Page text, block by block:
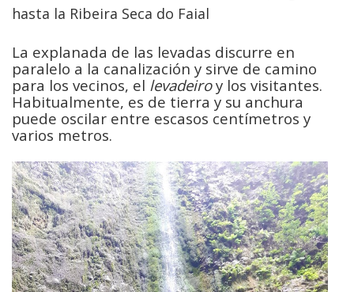
hasta la Ribeira Seca do Faial
La explanada de las levadas discurre en
paralelo a la canalización y sirve de camino
para los vecinos, el levadeiroy los visitantes.
Habitualmente, es de tierra y su anchura
puede oscilar entre escasos centímetros y
varios metros.